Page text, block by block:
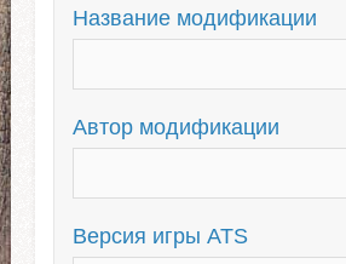
Название модификации
Автор модификации
Версия игры ATS